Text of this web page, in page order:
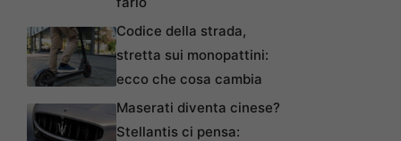
Codice della strada,
stretta sui monopattini:
ecco che cosa cambia
Maserati diventa cinese?
Stellantis ci pensa: